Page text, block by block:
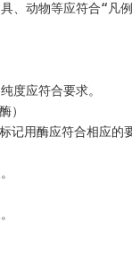
具、动物等应符合“凡
度应符合要求。
）
记用酶应符合相应的